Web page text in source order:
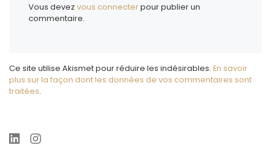
Vous devezvous connecterpour publier un
commentaire.
Ce site utilise Akismet pour réduire les indésirables. En savoir
plus sur la façon dont les données de vos commentaires sont
traitées.